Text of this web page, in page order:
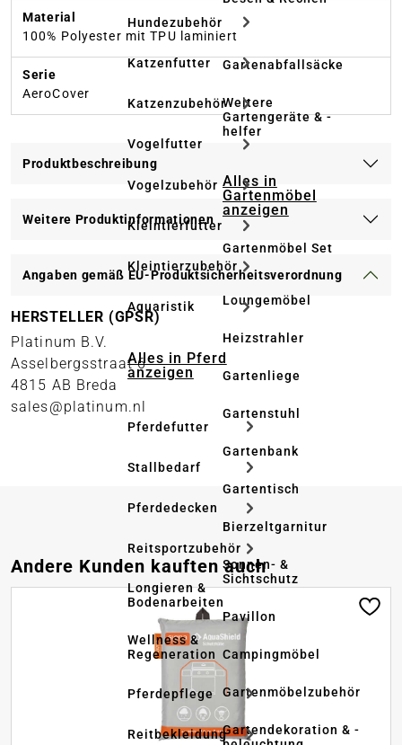
Hundezubehör
Katzenfutter
Katzenzubehör
Vogelfutter
Vogelzubehör
Kleintierfutter
Kleintierzubehör
Aquaristik
Alles in Pferd
anzeigen
Pferdefutter
Stallbedarf
Pferdedecken
Reitsportzubehör
Longieren &
Bodenarbeiten
Wellness &
Regeneration
Pferdepflege
Reitbekleidung
Gartenabfallsäcke
Weitere
Gartengeräte & -
helfer
Alles in
Gartenmöbel
anzeigen
Gartenmöbel Set
Loungemöbel
Heizstrahler
Gartenliege
Gartenstuhl
Gartenbank
Gartentisch
Bierzeltgarnitur
Sonnen- &
Sichtschutz
Pavillon
Campingmöbel
Gartenmöbelzubehör
Gartendekoration & -
Material
100% Polyester mit TPU laminiert
Serie
AeroCover
Produktbeschreibung
Weitere Produktinformationen
Angaben gemäß EU-Produktsicherheitsverordnung
HERSTELLER (GPSR)
Platinum B.V.
Asselbergsstraat 6
4815 AB Breda
sales@platinum.nl
Produktgalerie überspringen
Andere Kunden kauften auch